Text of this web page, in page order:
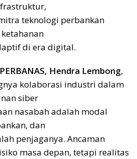
teknologi perbankan
di era digital.
Hendra Lembong,
kolaborasi industri dalam
siber
nasabah adalah modal
dan
penjaganya. Ancaman
masa depan, tetapi realitas